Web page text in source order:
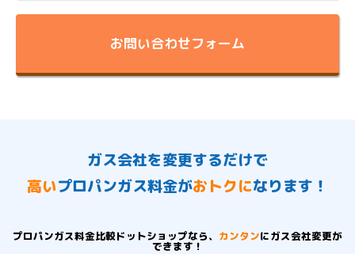
お問い合わせフォーム
ガス会社を変更するだけで
高いプロパンガス料金がおトクになります！
プロパンガス料金比較ドットショップなら、 カンタンにガス会社変更が
できます！